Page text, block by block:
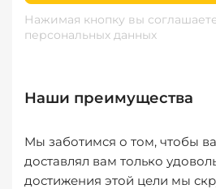
Нажимая кнопку вы
персональных данных
Наши преимущества
Мы заботимся о том, чтобы
доставлял вам только
достижения этой цели мы